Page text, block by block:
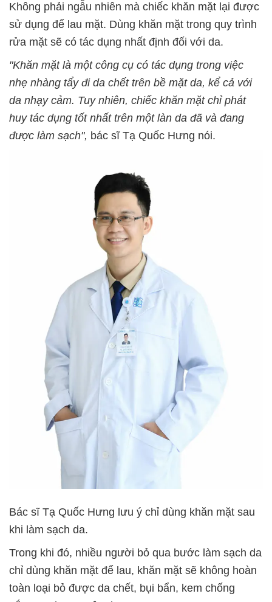
Không phải ngẫu nhiên mà chiếc khăn mặt lại được
sử dụng để lau mặt. Dùng khăn mặt trong quy trình
rửa mặt sẽ có tác dụng nhất định đối với da.
"Khăn mặt là một công cụ có tác dụng trong việc
nhẹ nhàng tẩy đi da chết trên bề mặt da, kể cả với
da nhạy cảm. Tuy nhiên, chiếc khăn mặt chỉ phát
huy tác dụng tốt nhất trên một làn da đã và đang
được làm sạch", bác sĩ Tạ Quốc Hưng nói.
Bác sĩ Tạ Quốc Hưng lưu ý chỉ dùng khăn mặt sau
khi làm sạch da.
Trong khi đó, nhiều người bỏ qua bước làm sạch da
chỉ dùng khăn mặt để lau, khăn mặt sẽ không hoàn
toàn loại bỏ được da chết, bụi bẩn, kem chống